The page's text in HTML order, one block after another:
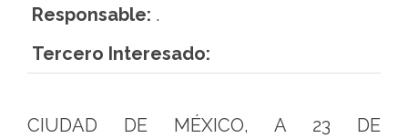
Responsable: .
Tercero Interesado:
CIUDAD DE MÉXICO, A 23 DE